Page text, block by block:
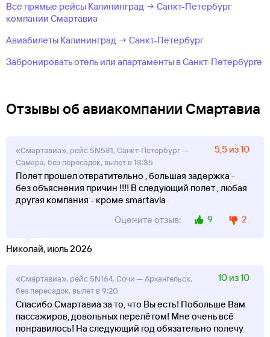
Все прямые рейсы Калининград → Санкт-Петербург
компании Смартавиа
Авиабилеты Калининград → Санкт-Петербург
Забронировать отель или апартаменты в Санкт-Петербурге
Отзывы об авиакомпании Смартавиа
«Смартавиа», рейс 5N531, Санкт-Петербург —
Самара, без пересадок, вылет в 13:35
5,5 из 10
Полет прошел отвратительно , большая задержка -
без объяснения причин !!!! В следующий полет , любая
другая компания - кроме smartavia
Оцените отзыв:
9 2
Николай, июль 2026
«Смартавиа», рейс 5N164, Сочи — Архангельск,
без пересадок, вылет в 9:20
10 из 10
Спасибо Смартавиа за то, что Вы есть! Побольше Вам
пассажиров, довольных перелётом! Мне очень всё
понравилось! На следующий год обязательно полечу